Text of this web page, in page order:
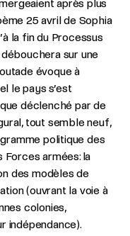
après plus
25 avril de Sophia
la fin du Processus
sur une
évoque à
le pays s’est
déclenché par de
tout semble neuf,
politique des
Forces armées: la
des modèles de
(ouvrant la voie à
colonies,
indépendance).